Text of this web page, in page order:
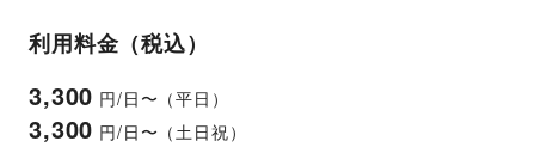
利用料金（税込）
3,300 円/日〜（平日）
3,300 円/日〜（土日祝）